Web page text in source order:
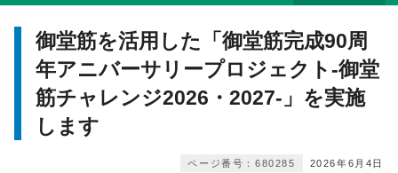
御堂筋を活用した「御堂筋完成90周
年アニバーサリープロジェクト-御堂
筋チャレンジ2026・2027-」を実施
します
2026年6月4日
ページ番号：680285